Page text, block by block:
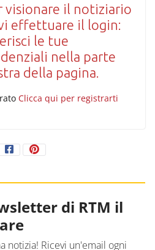
visionare il notiziario
effettuare il login:
le tue
nella parte
della pagina.
Clicca qui per registrarti
di RTM il
notizia! Ricevi un'email ogni